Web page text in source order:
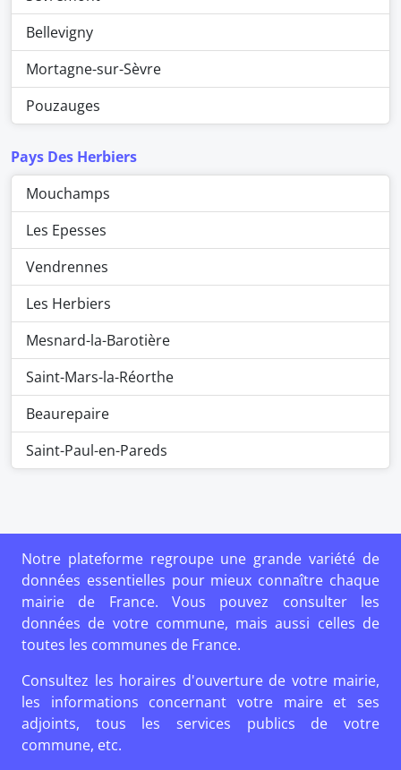
Bellevigny
Mortagne-sur-Sèvre
Pouzauges
Pays Des Herbiers
Mouchamps
Les Epesses
Vendrennes
Les Herbiers
Mesnard-la-Barotière
Saint-Mars-la-Réorthe
Beaurepaire
Saint-Paul-en-Pareds
Notre plateforme regroupe une grande variété de
données essentielles pour mieux connaître chaque
mairie de France. Vous pouvez consulter les
données de votre commune, mais aussi celles de
toutes les communes de France.
Consultez les horaires d'ouverture de votre mairie,
les informations concernant votre maire et ses
adjoints, tous les services publics de votre
commune, etc.